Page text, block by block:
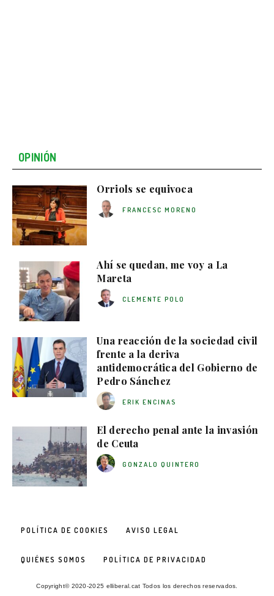
OPINIÓN
Orriols se equivoca
FRANCESC MORENO
Ahí se quedan, me voy a La
Mareta
CLEMENTE POLO
Una reacción de la sociedad civil
frente a la deriva
antidemocrática del Gobierno de
Pedro Sánchez
ERIK ENCINAS
El derecho penal ante la invasión
de Ceuta
GONZALO QUINTERO
POLÍTICA DE COOKIES AVISO LEGAL
QUIÉNES SOMOS POLÍTICA DE PRIVACIDAD
Copyright© 2020-2025 elliberal.cat Todos los derechos reservados.